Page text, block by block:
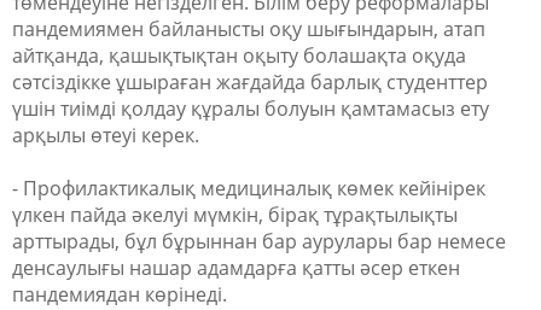
пандемиямен байланысты оқу шығындарын, атап
айтқанда, қашықтықтан оқыту болашақта оқуда
сәтсіздікке ұшыраған жағдайда барлық студенттер
үшін тиімді қолдау құралы болуын қамтамасыз ету
арқылы өтеуі керек.
- Профилактикалық медициналық көмек кейінірек
үлкен пайда әкелуі мүмкін, бірақ тұрақтылықты
арттырады, бұл бұрыннан бар аурулары бар немесе
денсаулығы нашар адамдарға қатты әсер еткен
пандемиядан көрінеді.